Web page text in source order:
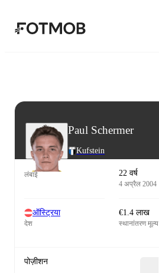
Paul Schermer
Kufstein
लंबाई 22 वर्ष
4 अप्रैल 2004
ऑस्ट्रिया
देश
€1.4 लाख
स्थानांतरण मूल्य
पोज़ीशन